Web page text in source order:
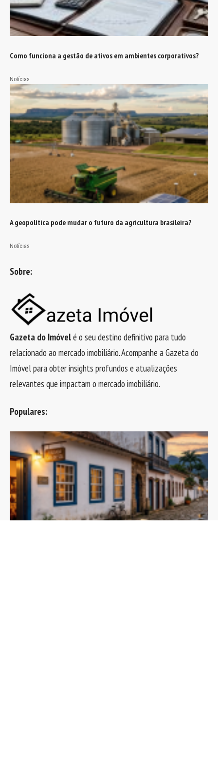
Como funciona a gestão de ativos em ambientes corporativos?
Notícias
A geopolítica pode mudar o futuro da agricultura brasileira?
Notícias
Sobre:
Gazeta do Imóvelé o seu destino definitivo para tudo
relacionado ao mercado imobiliário. Acompanhe a Gazeta do
Imóvel para obter insights profundos e atualizações
relevantes que impactam o mercado imobiliário.
Populares: